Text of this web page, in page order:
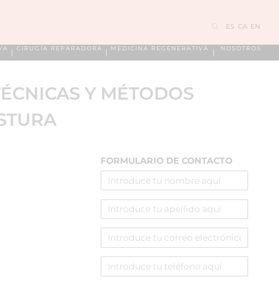
ES CA EN
CIRUGÍA REPARADORA MEDICINA REGENERATIVA NOSOTROS
Y MÉTODOS
FORMULARIO DE CONTACTO